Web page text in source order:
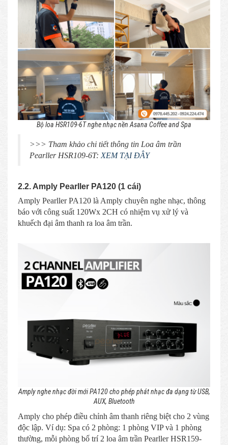
Bộ loa HSR109-6T nghe nhạc nền Asana Coffee and Spa
>>> Tham khảo chi tiết thông tin Loa âm trần
Pearller HSR109-6T: XEM TẠI ĐÂY
2.2. Amply Pearller PA120 (1 cái)
Amply Pearller PA120 là Amply chuyên nghe nhạc, thông
báo với công suất 120Wx 2CH có nhiệm vụ xử lý và
khuếch đại âm thanh ra loa âm trần.
Amply nghe nhạc đời mới PA120 cho phép phát nhạc đa dạng từ USB,
AUX, Bluetooth
Amply cho phép điều chỉnh âm thanh riêng biệt cho 2 vùng
độc lập. Ví dụ: Spa có 2 phòng: 1 phòng VIP và 1 phòng
thường, mỗi phòng bố trí 2 loa âm trần Pearller HSR159-